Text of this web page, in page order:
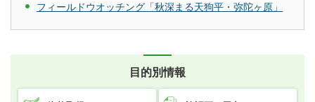
フィールドウオッチング「秋深まる天狗平・弥陀ヶ原」
目的別情報